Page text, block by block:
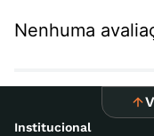
Nenhuma
Institucional